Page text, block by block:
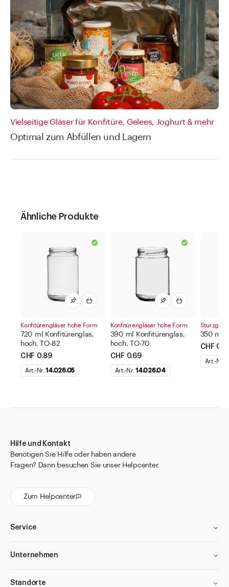
Vielseitige Gläser für Konfitüre, Gelees, Joghurt & mehr
Optimal zum Abfüllen und Lagern
Ähnliche Produkte
Konfitürengläser hohe Form
720 ml Konfitürenglas,
hoch, TO-82
CHF 0.89
Art.-Nr.14.026.05
Konfitürengläser hohe Form
390 ml Konfitürenglas,
hoch, TO-70
CHF 0.69
Art.-Nr.14.026.04
350 ml
CHF
Art.-Nr.
Hilfe und Kontakt
Benötigen Sie Hilfe oder haben andere
Fragen? Dann besuchen Sie unser Helpcenter.
Zum Helpcenter
Service
Unternehmen
Standorte